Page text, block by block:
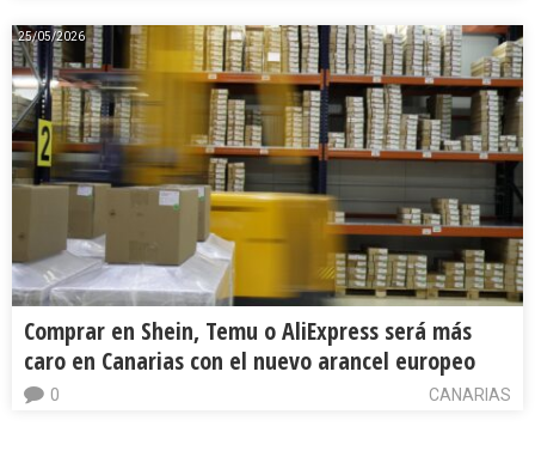
25/05/2026
Comprar en Shein, Temu o AliExpress será más
caro en Canarias con el nuevo arancel europeo
CANARIAS
0